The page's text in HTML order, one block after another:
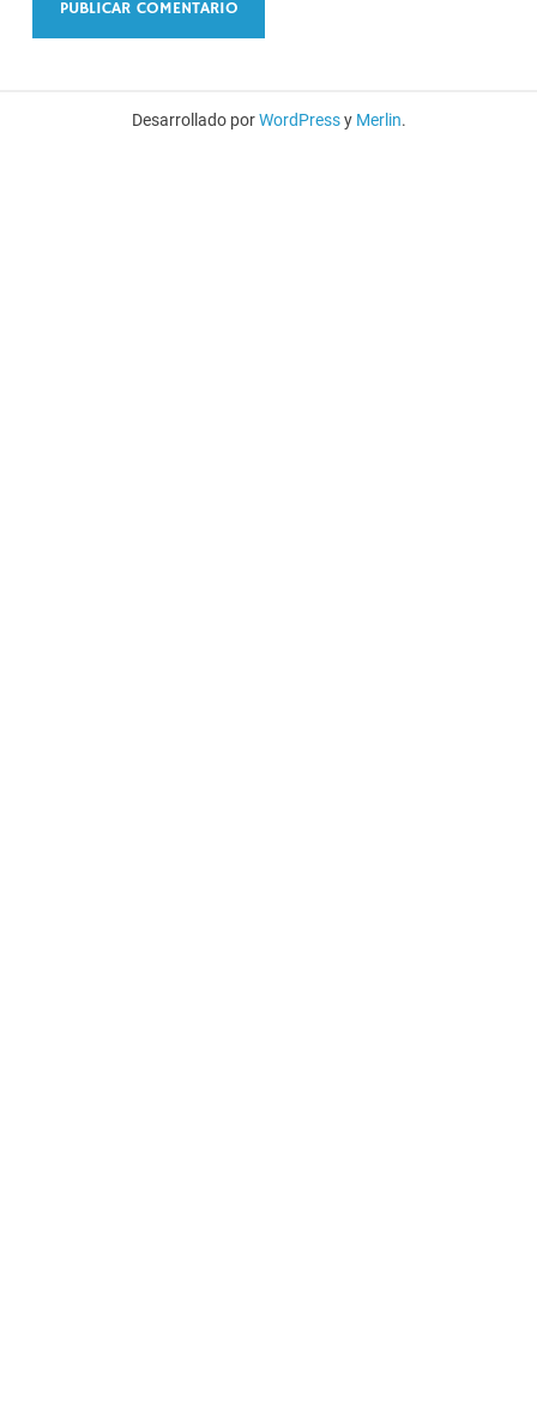
Desarrollado porWordPressy Merlin.